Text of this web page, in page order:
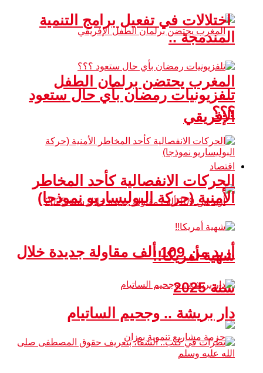
المغرب يحتضن برلمان الطفل
الإفريقي
اقتصاد
أزيد من 109 ألف مقاولة جديدة خلال
سنة 2025
اختلالات في تفعيل برامج التنمية
المندمجة ..
تلفزيونيات رمضان بأي حال ستعود
؟؟؟
الحركات الانفصالية كأحد المخاطر
الأمنية (حركة البوليساريو نموذجا)
شهية أمريكا!!
دار بريشة .. وجحيم الساتيام